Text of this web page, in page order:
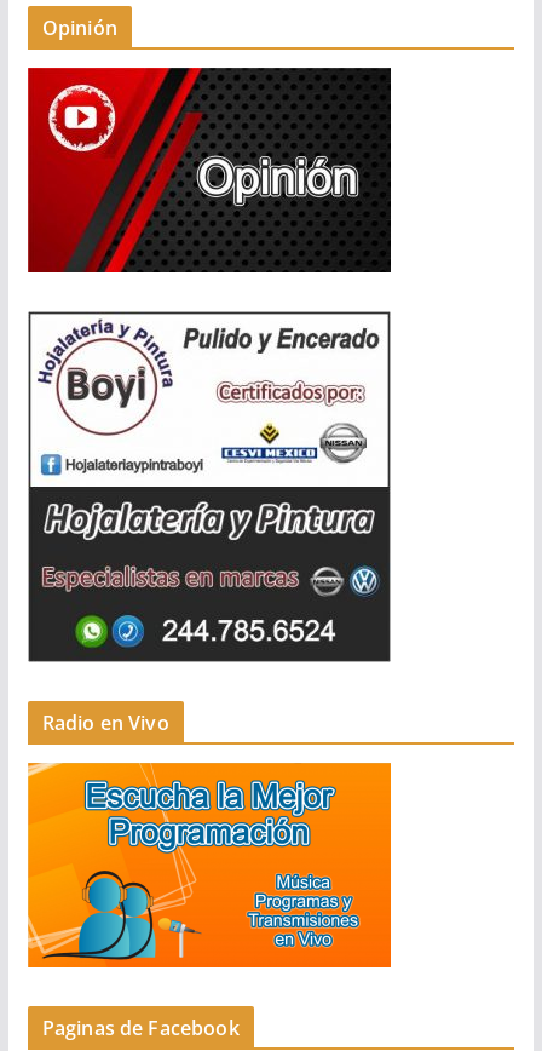
Opinión
Radio en Vivo
Paginas de Facebook